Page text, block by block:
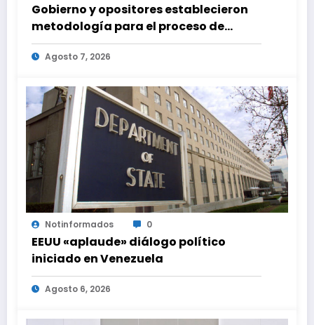
Gobierno y opositores establecieron
metodología para el proceso de
diálogo en Venezuela
Agosto 7, 2026
Notinformados 0
EEUU «aplaude» diálogo político
iniciado en Venezuela
Agosto 6, 2026